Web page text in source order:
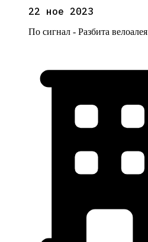
22 ное 2023
По сигнал - Разбита велоалея